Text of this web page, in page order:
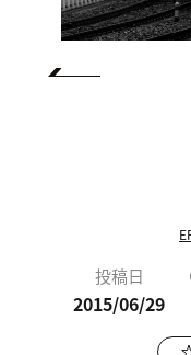
投稿日
2015/06/29